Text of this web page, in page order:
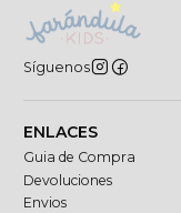
Síguenos
ENLACES
Guia de Compra
Devoluciones
Envios